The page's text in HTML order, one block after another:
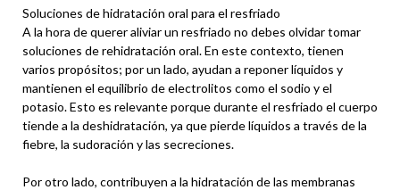
Soluciones de hidratación oral para el resfriado
A la hora de querer aliviar un resfriado no debes olvidar tomar
soluciones de rehidratación oral. En este contexto, tienen
varios propósitos; por un lado, ayudan a reponer líquidos y
mantienen el equilibrio de electrolitos como el sodio y el
potasio. Esto es relevante porque durante el resfriado el cuerpo
tiende a la deshidratación, ya que pierde líquidos a través de la
fiebre, la sudoración y las secreciones.
Por otro lado, contribuyen a la hidratación de las membranas